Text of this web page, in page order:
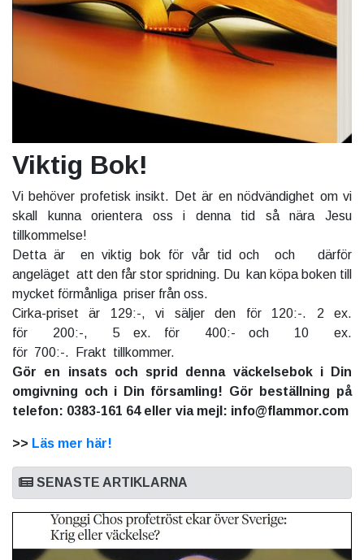
Viktig Bok!
Vi behöver profetisk insikt. Det är en nödvändighet om vi
skall kunna orientera oss i denna tid så nära Jesu
tillkommelse!
Detta är en viktig bok för vår tid och och därför
angeläget att den får stor spridning. Du kan köpa boken till
mycket förmånliga priser från oss.
Cirka-priset är 129:-, vi säljer den för 120:-. 2 ex.
för 200:-, 5 ex. för 400:- och 10 ex.
för 700:-. Frakt tillkommer.
Gör en insats och sprid denna väckelsebok i Din
omgivning och i Din församling! Gör beställning på
telefon: 0383-161 64 eller via mejl: info@flammor.com
>> Läs mer här!
SENASTE ARTIKLARNA